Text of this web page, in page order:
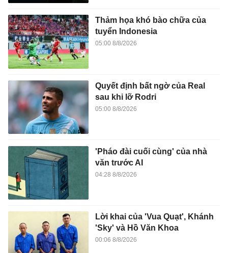
Thảm họa khó bào chữa của
tuyển Indonesia
05:00 8/8/2026
Quyết định bất ngờ của Real
sau khi lỡ Rodri
05:00 8/8/2026
'Pháo đài cuối cùng' của nhà
văn trước AI
04:28 8/8/2026
Lời khai của 'Vua Quạt', Khánh
'Sky' và Hồ Văn Khoa
00:06 8/8/2026